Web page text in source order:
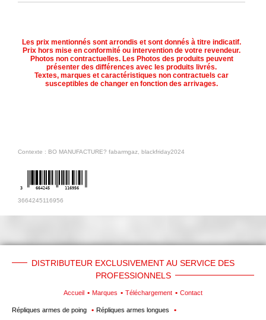
Les prix mentionnés sont arrondis et sont donnés à titre indicatif.
Prix hors mise en conformité ou intervention de votre revendeur.
Photos non contractuelles. Les Photos des produits peuvent
présenter des différences avec les produits livrés.
Textes, marques et caractéristiques non contractuels car
susceptibles de changer en fonction des arrivages.
Contexte : BO MANUFACTURE? fabarmgaz, blackfriday2024
3 664245 116956
3664245116956
DISTRIBUTEUR EXCLUSIVEMENT AU SERVICE DES
PROFESSIONNELS
Accueil Marques Téléchargement Contact
Répliques armes de poing
Répliques armes longues